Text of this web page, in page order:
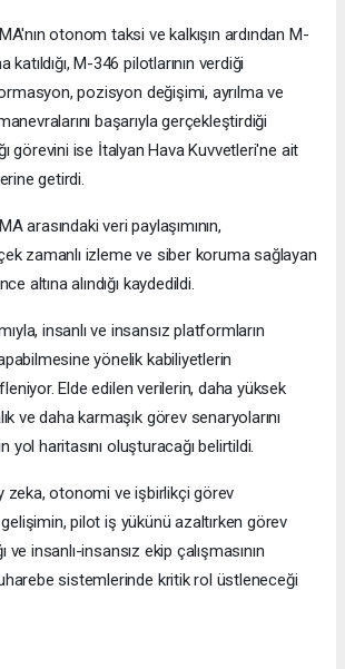
otonom taksi ve kalkışın ardından M-
M-346 pilotlarının verdiği
pozisyon değişimi, ayrılma ve
başarıyla gerçekleştirdiği
görevini ise İtalyan Hava Kuvvetleri'ne ait
getirdi.
arasındaki veri paylaşımının,
zamanlı izleme ve siber koruma sağlayan
altına alındığı kaydedildi.
insanlı ve insansız platformların
yönelik kabiliyetlerin
Elde edilen verilerin, daha yüksek
ve daha karmaşık görev senaryolarını
yol haritasını oluşturacağı belirtildi.
zeka, otonomi ve işbirlikçi görev
pilot iş yükünü azaltırken görev
ve insanlı-insansız ekip çalışmasının
sistemlerinde kritik rol üstleneceği